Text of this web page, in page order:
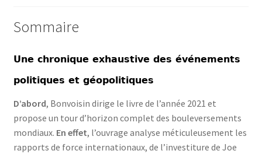
Sommaire
Une chronique exhaustive des événements
politiques et géopolitiques
D’abord, Bonvoisin dirige le livre de l’année 2021 et
propose un tour d’horizon complet des bouleversements
mondiaux. En effet, l’ouvrage analyse méticuleusement les
rapports de force internationaux, de l’investiture de Joe